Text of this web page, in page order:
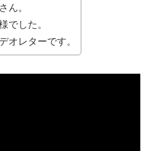
ん。
でした。
オレターです。